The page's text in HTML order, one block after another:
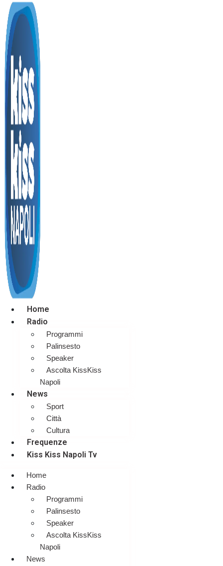
Home
Radio
Programmi
Palinsesto
Speaker
Ascolta KissKiss
Napoli
News
Sport
Città
Cultura
Frequenze
Kiss Kiss Napoli Tv
Home
Radio
Programmi
Palinsesto
Speaker
Ascolta KissKiss
Napoli
News